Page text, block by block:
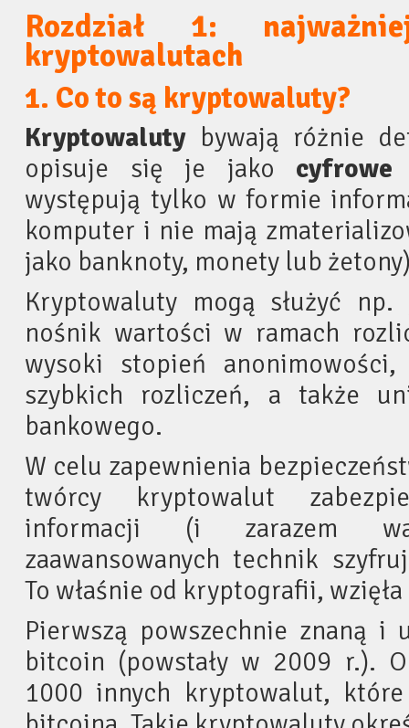
Rozdział 1:
kryptowalutach
1. Co to są kryptowaluty?
Kryptowalutybywają różnie
opisuje się je jako
występują tylko w formie
komputer i nie mają
jako banknoty, monety lub
Kryptowaluty mogą służyć
nośnik wartości w ramach
wysoki stopień
szybkich rozliczeń, a także
bankowego.
W celu zapewnienia
twórcy kryptowalut
informacji (i zarazem
zaawansowanych technik
To właśnie od kryptografii,
Pierwszą powszechnie znaną i
bitcoin (powstały w 2009 r.).
1000 innych kryptowalut,